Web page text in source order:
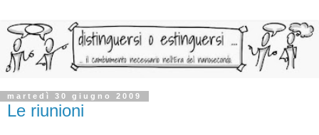
martedì 30 giugno 2009
Le riunioni